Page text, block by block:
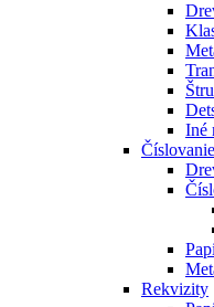
Iné
Rekvizity